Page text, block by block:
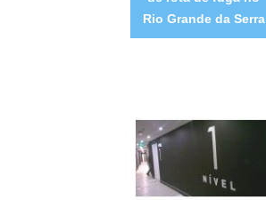
Rio Grande da Serra